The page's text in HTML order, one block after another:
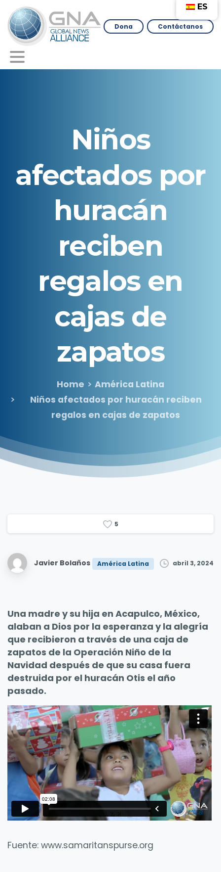
Dona Contáctanos
Niños
afectados por
huracán
reciben
regalos en
cajas de
zapatos
Home
América Latina
Niños afectados por huracán reciben
regalos en cajas de zapatos
5
Javier Bolaños América Latina abril 3, 2024
Una madre y su hija en Acapulco, México,
alaban a Dios por la esperanza y la alegría
que recibieron a través de una caja de
zapatos de la Operación Niño de la
Navidad después de que su casa fuera
destruida por el huracán Otis el año
pasado.
Fuente: www.samaritanspurse.org
ES